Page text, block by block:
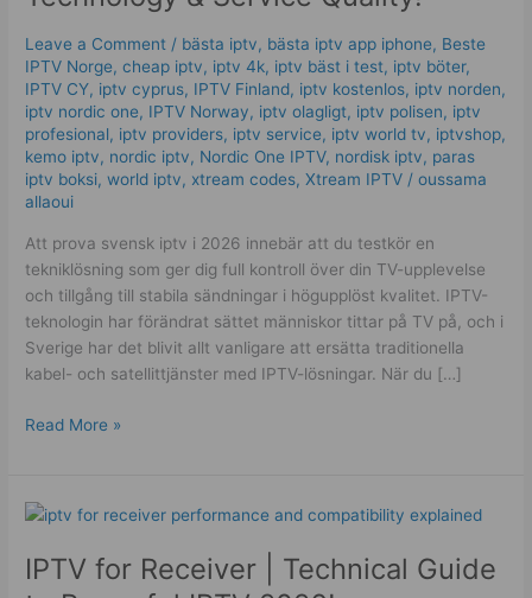
Leave a Comment / bästa iptv, bästa iptv app iphone, Beste
IPTV Norge,cheap iptv, iptv 4k, iptv bäst i test, iptv böter,
IPTV CY, iptv cyprus, IPTV Finland, iptv kostenlos​, iptv norden,
iptv nordic one, IPTV Norway, iptv olagligt, iptv polisen, iptv
profesional, iptv providers, iptv service, iptv world tv, iptvshop,
kemo iptv, nordic iptv, Nordic One IPTV, nordisk iptv, paras
iptv boksi,world iptv, xtream codes,Xtream IPTV /oussama
allaoui
Att prova svensk iptv i 2026 innebär att du testkör en
tekniklösning som ger dig full kontroll över din TV-upplevelse
och tillgång till stabila sändningar i högupplöst kvalitet. IPTV-
teknologin har förändrat sättet människor tittar på TV på, och i
Sverige har det blivit allt vanligare att ersätta traditionella
kabel- och satellittjänster med IPTV-lösningar. När du […]
–
Technology
&
Service
Quality!
Read More »
IPTV for Receiver | Technical Guide
IPTV
Receiver